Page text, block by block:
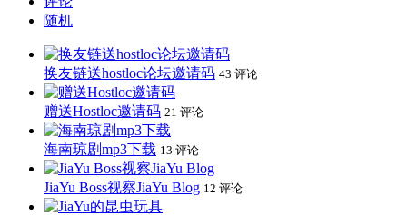
随机
换友链送hostloc论坛邀请码 43 评论
赠送Hostloc邀请码 21 评论
海南琼剧mp3下载 13 评论
JiaYu Boss视察JiaYu Blog 12 评论